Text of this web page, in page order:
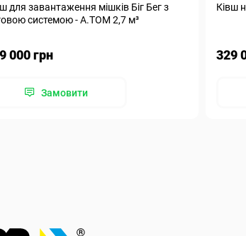
для завантаження мішків Біг Бег з
системою - А.ТОМ 2,7 м³
000 грн
Замовити
Ківш
329